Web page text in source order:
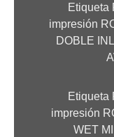
Etiqueta
impresión
DOBLE
Etiqueta
impresión
WET